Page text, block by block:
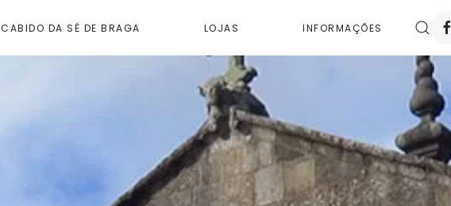
CABIDO DA SÉ DE BRAGA LOJAS INFORMAÇÕES